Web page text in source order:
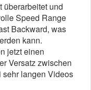
überarbeitet und
Speed Range
Backward, was
kann.
jetzt einen
Versatz zwischen
langen Videos